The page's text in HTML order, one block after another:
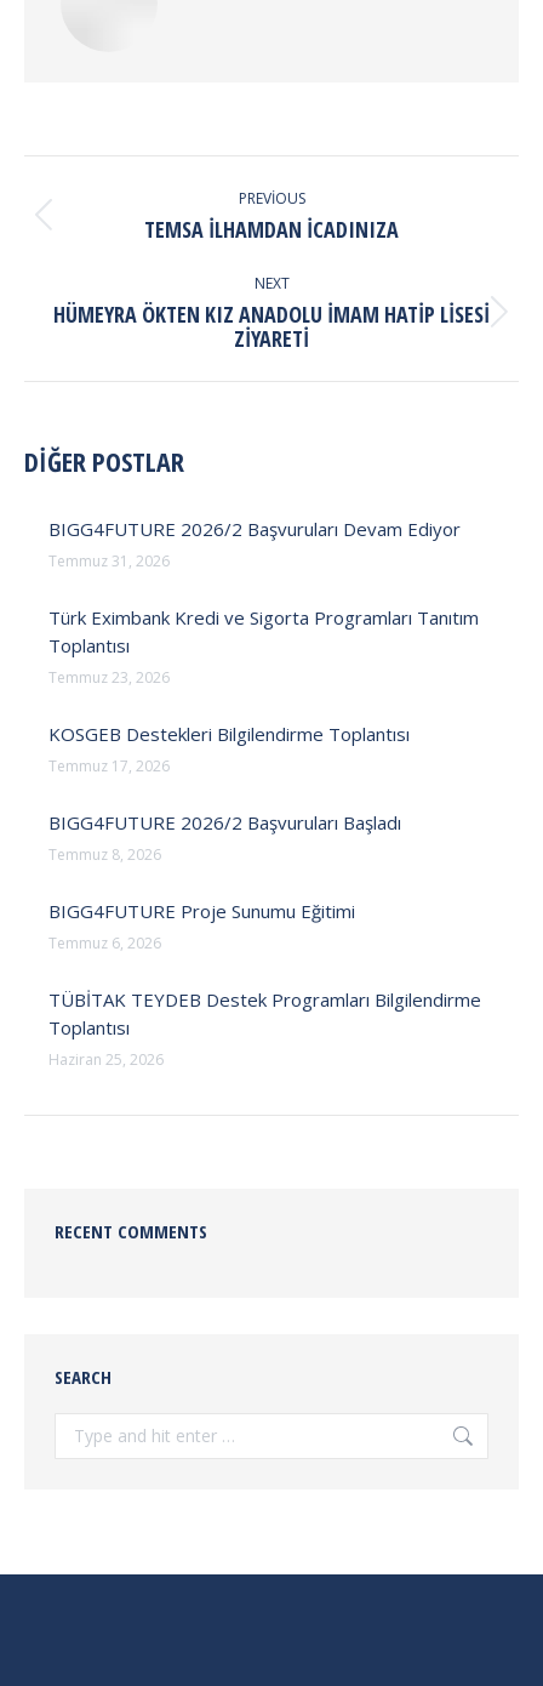
NAVIGATION
PREVIOUS
Previous
TEMSA İLHAMDAN İCADINIZA
NEXT
Next
post:
HÜMEYRA ÖKTEN KIZ ANADOLU İMAM HATIP LISESI
ZIYARETI
DİĞER POSTLAR
BIGG4FUTURE 2026/2 Başvuruları Devam Ediyor
Temmuz 31, 2026
Türk Eximbank Kredi ve Sigorta Programları Tanıtım
Toplantısı
Temmuz 23, 2026
KOSGEB Destekleri Bilgilendirme Toplantısı
Temmuz 17, 2026
BIGG4FUTURE 2026/2 Başvuruları Başladı
Temmuz 8, 2026
BIGG4FUTURE Proje Sunumu Eğitimi
Temmuz 6, 2026
TÜBİTAK TEYDEB Destek Programları Bilgilendirme
Toplantısı
Haziran 25, 2026
RECENT COMMENTS
SEARCH
Search: